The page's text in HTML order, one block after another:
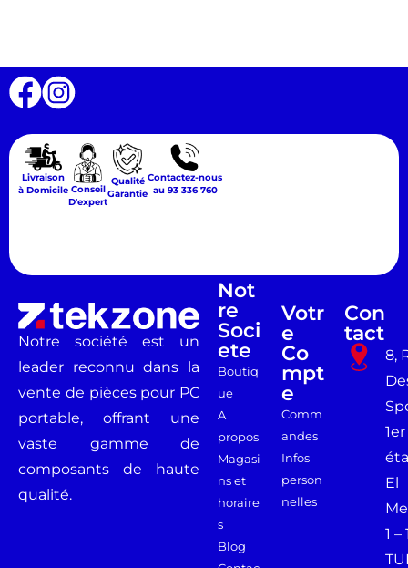
Livraison
à Domicile Conseil
D'expert
Qualité
Garantie
Contactez-nous
au 93 336 760
Notre société est un
leader reconnu dans la
vente de pièces pour PC
portable, offrant une
vaste gamme de
composants de haute
qualité.
Not
Re
Soci
Ete
Boutiq
ue
A
propos
Magasi
ns et
horaire
s
Blog
Votr
E
Co
Mpt
E
Comm
andes
Infos
person
nelles
Con
Tact
8,
1er
El
1 –